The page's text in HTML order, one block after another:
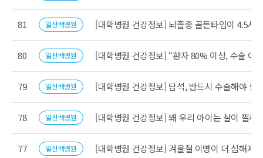
81 일산백병원 [대학병원 건강정보] 뇌졸중 골든타임이 4.5시
80 일산백병원 [대학병원 건강정보] “환자 80% 이상, 수술 어
79 일산백병원 [대학병원 건강정보] 담석, 반드시 수술해야 할
78 일산백병원 [대학병원 건강정보] 왜 우리 아이는 살이 찔까
77 일산백병원 [대학병원 건강정보] 겨울철 이명이 더 심해지